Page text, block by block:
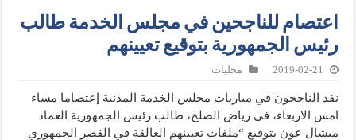
اعتصام للناجحين في مجلس الخدمة طالب
رئيس الجمهورية بتوقيع تعيينهم
2019-02-21 محليات
نفذ الناجحون في مباريات مجلس الخدمة المدنية إعتصاما مساء
امس الاربعاء، في رياض الصلح، طالب رئيس الجمهورية العماد
ميشال عون بتوقيع “ملفات تعيينهم العالقة في القصر الجمهوري